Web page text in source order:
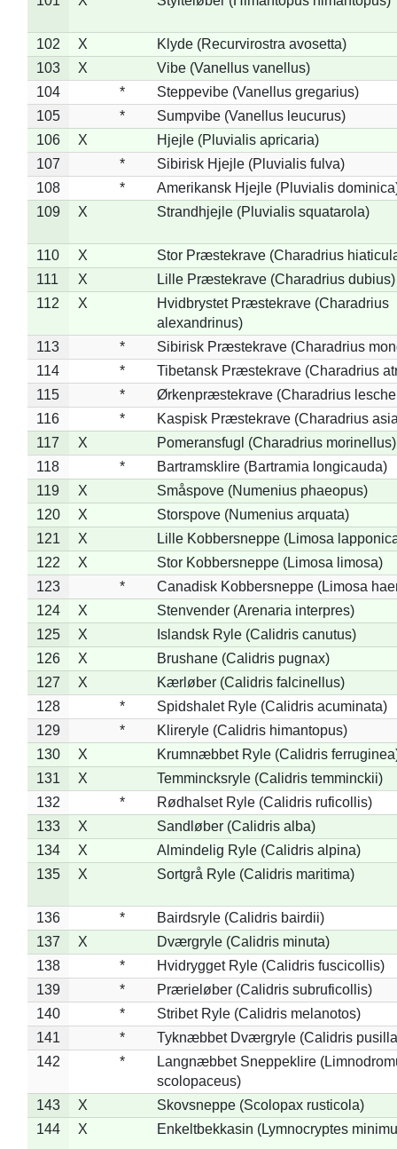
102 X
Klyde (Recurvirostra avosetta)
103
X
Vibe (Vanellus vanellus)
104
*
Steppevibe (Vanellus gregarius)
105
*
Sumpvibe (Vanellus leucurus)
106
X
Hjejle (Pluvialis apricaria)
107
*
Sibirisk Hjejle (Pluvialis fulva)
108
*
Amerikansk Hjejle (Pluvialis
109
X Strandhjejle (Pluvialis squatarola)
110 X
Stor Præstekrave (Charadrius
111
X
Lille Præstekrave (Charadrius dubius)
112
X
Hvidbrystet Præstekrave (Charadrius
alexandrinus)
113
*
Sibirisk Præstekrave (Charadrius
114
*
Tibetansk Præstekrave (Charadrius
115
*
Ørkenpræstekrave (Charadrius
116
*
Kaspisk Præstekrave (Charadrius
117
X
Pomeransfugl (Charadrius morinellus)
118
*
Bartramsklire (Bartramia longicauda)
119
X
Småspove (Numenius phaeopus)
120
X
Storspove (Numenius arquata)
121
X
Lille Kobbersneppe (Limosa
122
X
Stor Kobbersneppe (Limosa limosa)
123
*
Canadisk Kobbersneppe (Limosa
124
X
Stenvender (Arenaria interpres)
125
X
Islandsk Ryle (Calidris canutus)
126
X
Brushane (Calidris pugnax)
127
X
Kærløber (Calidris falcinellus)
128
*
Spidshalet Ryle (Calidris acuminata)
129
*
Klireryle (Calidris himantopus)
130
X
Krumnæbbet Ryle (Calidris
131
X
Temmincksryle (Calidris temminckii)
132
*
Rødhalset Ryle (Calidris ruficollis)
133
X
Sandløber (Calidris alba)
134
X
Almindelig Ryle (Calidris alpina)
135
X Sortgrå Ryle (Calidris maritima)
136 *
Bairdsryle (Calidris bairdii)
137
X
Dværgryle (Calidris minuta)
138
*
Hvidrygget Ryle (Calidris fuscicollis)
139
*
Prærieløber (Calidris subruficollis)
140
*
Stribet Ryle (Calidris melanotos)
141
*
Tyknæbbet Dværgryle (Calidris
142
*
Langnæbbet Sneppeklire
scolopaceus)
143
X
Skovsneppe (Scolopax rusticola)
144
X Enkeltbekkasin (Lymnocryptes